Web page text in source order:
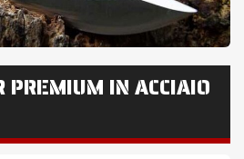
PREMIUM IN ACCIAIO